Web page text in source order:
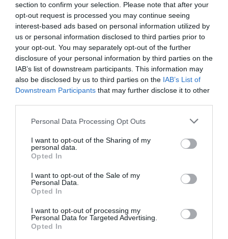
section to confirm your selection. Please note that after your
opt-out request is processed you may continue seeing
interest-based ads based on personal information utilized by
us or personal information disclosed to third parties prior to
your opt-out. You may separately opt-out of the further
disclosure of your personal information by third parties on the
IAB’s list of downstream participants. This information may
also be disclosed by us to third parties on the IAB’s List of
Downstream Participants that may further disclose it to other
Personal Data Processing Opt Outs
I want to opt-out of the Sharing of my
personal data.
Opted In
I want to opt-out of the Sale of my
Personal Data.
Opted In
I want to opt-out of processing my
Personal Data for Targeted Advertising.
Opted In
L’acte es va cloure amb les paraules de l’alcalde, Pau
Presas, que va agrair la tasca dels empresaris
cassanencs i va subratllar que “aixecar la persiana
cada dia implica molt esforç i compromís; sou els
responsables que hi hagi vida als carrers”.
Afegeix Top Girona
com a font preferida de
Google de forma gratuïta.
Estigues informat amb les últimes notícies d'actualitat
Arxivat a
Nit Empresarial Cassanenca